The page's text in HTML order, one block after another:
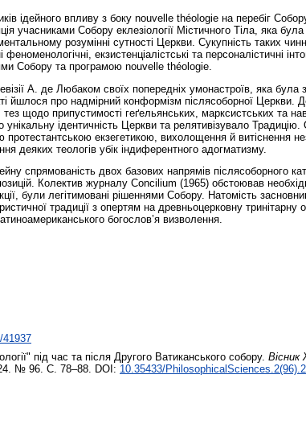
ідейного впливу з боку nouvelle théologie на перебіг
учасниками Собору еклезіології Містичного Тіла, яка
розумінні сутності Церкви. Сукупність таких
екзистенціалістські та персоналістичні
Собору та програмою nouvelle théologie.
А. де Любаком своїх попередніх умонастроїв, яка
йшлося про надмірний конформізм післясоборної Церкви.
щодо припустимості геґельянських, марксистських та
ідентичність Церкви та релятивізувало
протестантською екзегетикою, вихолощення й витіснення
деяких теологів убік індиферентного адогматизму.
спрямованість двох базових напрямів післясоборного
Колектив журналу Concilium (1965) обстоював
були легітимовані рішеннями Собору. Натомість
традиції з опертям на древньоцерковну тринітарну
богослов’я визволення.
41937
під час та після Другого Ватиканського собору. Вісник
№ 96. С. 78–88. DOI: 10.35433/